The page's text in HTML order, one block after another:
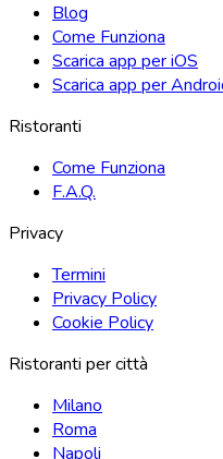
Blog
Come Funziona
Scarica app per iOS
Scarica app per
Ristoranti
Come Funziona
F.A.Q.
Privacy
Termini
Privacy Policy
Cookie Policy
Ristoranti per città
Milano
Roma
Napoli